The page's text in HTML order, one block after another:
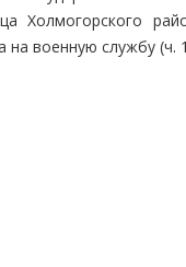
Холмогорского
на военную службу (ч.